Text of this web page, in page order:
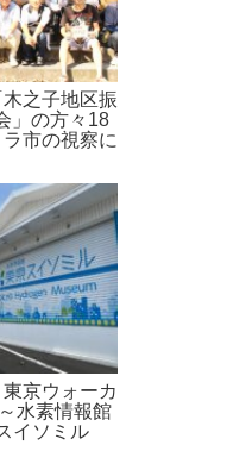
之子地区振
」の方々18
市の視察に
東京ウォーカ
水素情報館
イソミル